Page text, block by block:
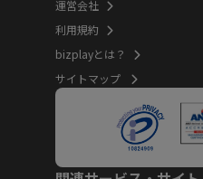
運営会社
利用規約
bizplayとは？
サイトマップ